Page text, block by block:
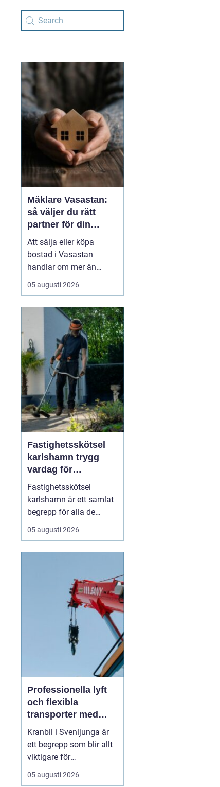
Mäklare Vasastan:
så väljer du rätt
partner för din
bostadsaffär
Att sälja eller köpa
bostad i Vasastan
handlar om mer än
kvadratmeter och
slutpris. Området bär på
sekelskifteshus med
djupa fönsternischer till
funkisgator och lugna
innergårdar...
05 augusti 2026
Fastighetsskötsel
karlshamn trygg
vardag för
fastighetsägare
Fastighetsskötsel
karlshamn är ett samlat
begrepp för alla de
insatser som håller en
fastighet ren, trygg och
byggnader mår bättre,
boende trivs mer och
fastighetsägare får ...
05 augusti 2026
Professionella lyft
och flexibla
transporter med
kranbil i Svenljunga
Kranbil i Svenljunga är
ett begrepp som blir allt
viktigare för
byggföretag, lantbrukare,
industrier och
05 augusti 2026